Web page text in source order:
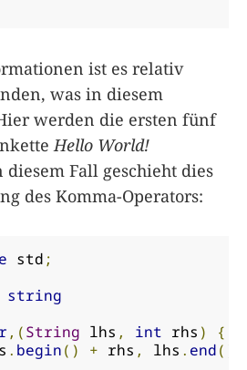
ist es relativ
was in diesem
werden die ersten fünf
Hello World!
Fall geschieht dies
des Komma-Operators:
std ;
string
,(String lhs , int rhs )
{
. begin() + rhs , lhs . end